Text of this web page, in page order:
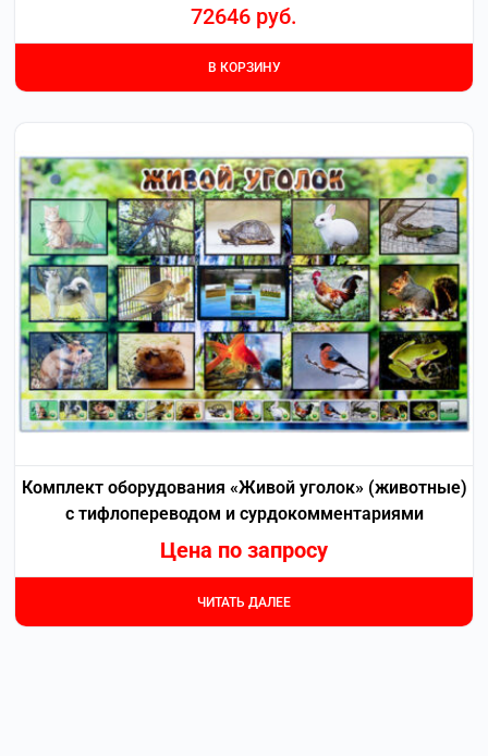
72646 руб.
В КОРЗИНУ
Комплект оборудования «Живой уголок» (животные)
с тифлопереводом и сурдокомментариями
Цена по запросу
ЧИТАТЬ ДАЛЕЕ